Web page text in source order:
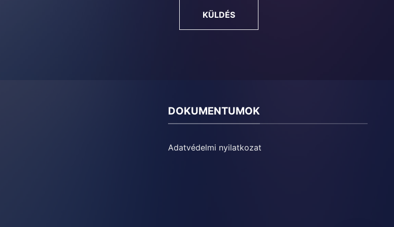
KÜLDÉS
DOKUMENTUMOK
Adatvédelmi nyilatkozat